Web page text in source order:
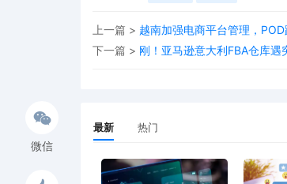
及时掌握平台政策的变化，与其他卖家
店铺，提升运营效率。在这个竞争激
微信
上一篇 > 越南加强电商平台管理，
下一篇 > 刚！亚马逊意大利FBA仓库遇
最新 热门